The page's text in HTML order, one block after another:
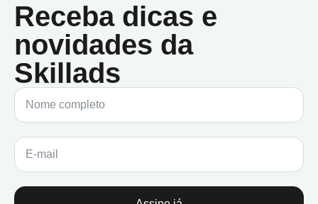
Receba dicas e
novidades da
Skillads